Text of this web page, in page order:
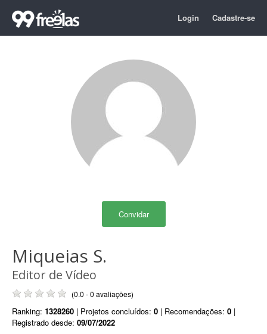
Login Cadastre-se
Convidar
Miqueias S.
Editor de Vídeo
(0.0 - 0 avaliações)
Ranking: 1328260 | Projetos concluídos: 0 | Recomendações: 0 |
Registrado desde: 09/07/2022